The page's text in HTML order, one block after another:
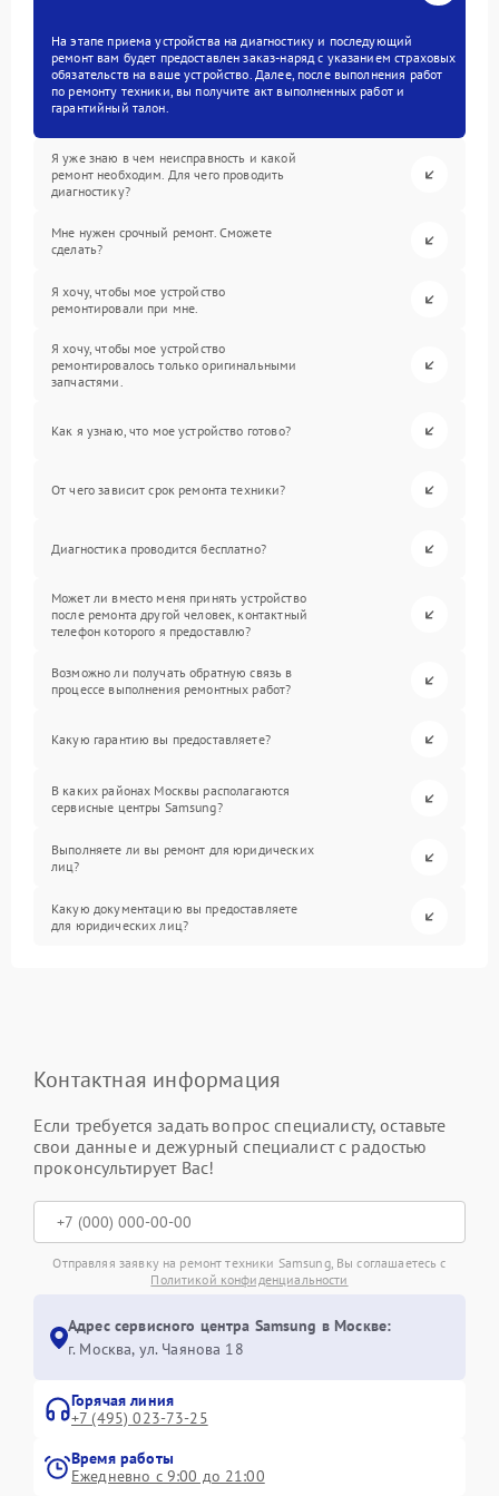
На этапе приема устройства на диагностику и последующий
ремонт вам будет предоставлен заказ-наряд с указанием страховых
обязательств на ваше устройство. Далее, после выполнения работ
по ремонту техники, вы получите акт выполненных работ и
гарантийный талон.
Я уже знаю в чем неисправность и какой
ремонт необходим. Для чего проводить
диагностику?
Мне нужен срочный ремонт. Сможете
сделать?
Я хочу, чтобы мое устройство
ремонтировали при мне.
Я хочу, чтобы мое устройство
ремонтировалось только оригинальными
запчастями.
Как я узнаю, что мое устройство готово?
От чего зависит срок ремонта техники?
Диагностика проводится бесплатно?
Может ли вместо меня принять устройство
после ремонта другой человек, контактный
телефон которого я предоставлю?
Возможно ли получать обратную связь в
процессе выполнения ремонтных работ?
Какую гарантию вы предоставляете?
В каких районах Москвы располагаются
сервисные центры Samsung?
Выполняете ли вы ремонт для юридических
лиц?
Какую документацию вы предоставляете
для юридических лиц?
Контактная информация
Если требуется задать вопрос специалисту, оставьте
свои данные и дежурный специалист с радостью
проконсультирует Вас!
Отправляя заявку на ремонт техники Samsung, Вы соглашаетесь с
Политикой конфиденциальности
Адрес сервисного центра Samsung в Москве:
г. Москва, ул. Чаянова 18
Горячая линия
+7 (495) 023-73-25
Время работы
Ежедневно с 9:00 до 21:00